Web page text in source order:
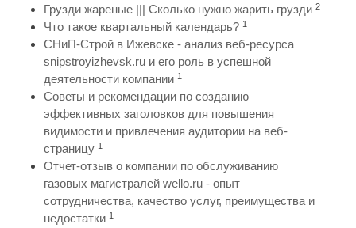
Грузди жареные ||| Сколько нужно жарить грузди 2
Что такое квартальный календарь? 1
СНиП-Строй в Ижевске - анализ веб-ресурса
snipstroyizhevsk.ru и его роль в успешной
деятельности компании 1
Советы и рекомендации по созданию
эффективных заголовков для повышения
видимости и привлечения аудитории на веб-
страницу 1
Отчет-отзыв о компании по обслуживанию
газовых магистралей wello.ru - опыт
сотрудничества, качество услуг, преимущества и
недостатки 1